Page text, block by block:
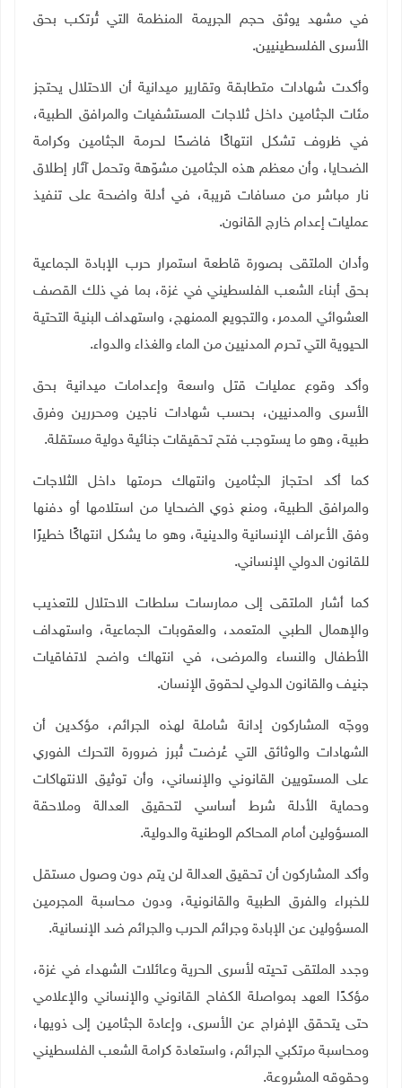
في مشهد يوثق حجم الجريمة المنظمة التي تُرتكب بحق
الأسرى الفلسطينيين.
وأكدت شهادات متطابقة وتقارير ميدانية أن الاحتلال يحتجز
مئات الجثامين داخل ثلاجات المستشفيات والمرافق الطبية،
في ظروف تشكل انتهاكًا فاضحًا لحرمة الجثامين وكرامة
الضحايا، وأن معظم هذه الجثامين مشوّهة وتحمل آثار إطلاق
نار مباشر من مسافات قريبة، في أدلة واضحة على تنفيذ
عمليات إعدام خارج القانون.
وأدان الملتقى بصورة قاطعة استمرار حرب الإبادة الجماعية
بحق أبناء الشعب الفلسطيني في غزة، بما في ذلك القصف
العشوائي المدمر، والتجويع الممنهج، واستهداف البنية التحتية
الحيوية التي تحرم المدنيين من الماء والغذاء والدواء.
وأكد وقوع عمليات قتل واسعة وإعدامات ميدانية بحق
الأسرى والمدنيين، بحسب شهادات ناجين ومحررين وفرق
طبية، وهو ما يستوجب فتح تحقيقات جنائية دولية مستقلة.
كما أكد احتجاز الجثامين وانتهاك حرمتها داخل الثلاجات
والمرافق الطبية، ومنع ذوي الضحايا من استلامها أو دفنها
وفق الأعراف الإنسانية والدينية، وهو ما يشكل انتهاكًا خطيرًا
للقانون الدولي الإنساني.
كما أشار الملتقى إلى ممارسات سلطات الاحتلال للتعذيب
والإهمال الطبي المتعمد، والعقوبات الجماعية، واستهداف
الأطفال والنساء والمرضى، في انتهاك واضح لاتفاقيات
جنيف والقانون الدولي لحقوق الإنسان.
ووجّه المشاركون إدانة شاملة لهذه الجرائم، مؤكدين أن
الشهادات والوثائق التي عُرضت تُبرز ضرورة التحرك الفوري
على المستويين القانوني والإنساني، وأن توثيق الانتهاكات
وحماية الأدلة شرط أساسي لتحقيق العدالة وملاحقة
المسؤولين أمام المحاكم الوطنية والدولية.
وأكد المشاركون أن تحقيق العدالة لن يتم دون وصول مستقل
للخبراء والفرق الطبية والقانونية، ودون محاسبة المجرمين
المسؤولين عن الإبادة وجرائم الحرب والجرائم ضد الإنسانية.
وجدد الملتقى تحيته لأسرى الحرية وعائلات الشهداء في غزة،
مؤكدًا العهد بمواصلة الكفاح القانوني والإنساني والإعلامي
حتى يتحقق الإفراج عن الأسرى، وإعادة الجثامين إلى ذويها،
ومحاسبة مرتكبي الجرائم، واستعادة كرامة الشعب الفلسطيني
وحقوقه المشروعة.